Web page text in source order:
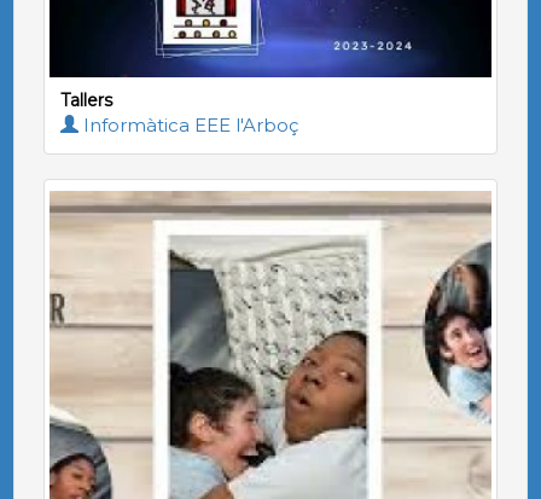
Tallers
Informàtica EEE l'Arboç